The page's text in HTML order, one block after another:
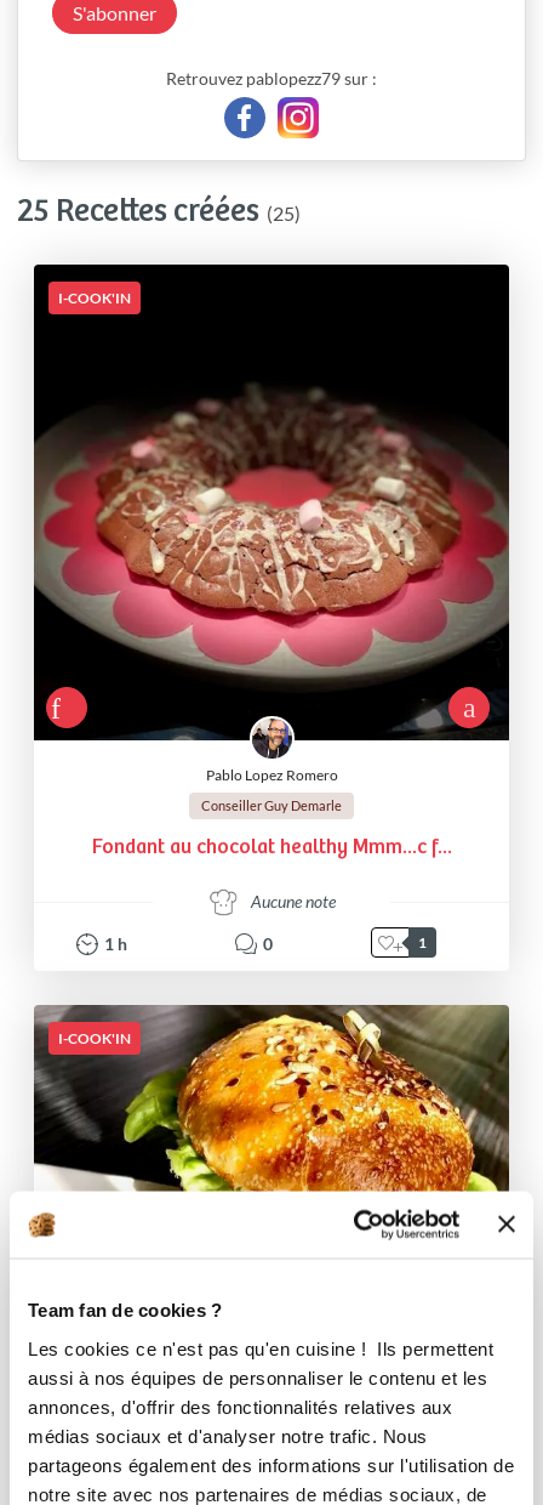
Team fan de cookies ?
Les cookies ce n'est pas qu'en cuisine ! Ils permettent
aussi à nos équipes de personnaliser le contenu et les
annonces, d'offrir des fonctionnalités relatives aux
médias sociaux et d'analyser notre trafic. Nous
partageons également des informations sur l'utilisation de
notre site avec nos partenaires de médias sociaux, de
S'abonner
Retrouvez pablopezz79 sur :
25 Recettes créées (25)
I-COOK'IN
Pablo Lopez Romero
Conseiller Guy Demarle
Fondant au chocolat healthy Mmm...c f...
Aucune note
1 h 0 1
I-COOK'IN